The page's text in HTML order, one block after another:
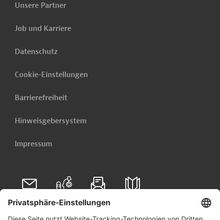
Tschechische Republik - Tschechien muss sich neu
Weitere verwandte Inhalte anzeigen
Unsere Partner
Job und Karriere
Datenschutz
Cookie-Einstellungen
Barrierefreiheit
Hinweisgebersystem
Impressum